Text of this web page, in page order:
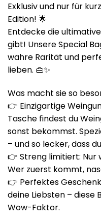
Exklusiv und nur für
Edition! 🌟
Entdecke die
gibt! Unsere Special
wahre Rarität und
lieben. 👜✨
Was macht sie so
👉 Einzigartige
Tasche findest du
sonst bekommst.
– und so lecker, dass
👉 Streng limitiert: Nur
Wer zuerst kommt,
👉 Perfektes
deine Liebsten – diese
Wow-Faktor.